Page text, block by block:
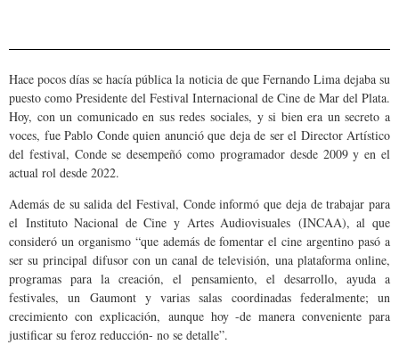
Hace pocos días se hacía pública la noticia de que Fernando Lima dejaba su
puesto como Presidente del Festival Internacional de Cine de Mar del Plata.
Hoy, con un comunicado en sus redes sociales, y si bien era un secreto a
voces, fue Pablo Conde quien anunció que deja de ser el Director Artístico
del festival, Conde se desempeñó como programador desde 2009 y en el
actual rol desde 2022.
Además de su salida del Festival, Conde informó que deja de trabajar para
el Instituto Nacional de Cine y Artes Audiovisuales (INCAA), al que
consideró un organismo “que además de fomentar el cine argentino pasó a
ser su principal difusor con un canal de televisión, una plataforma online,
programas para la creación, el pensamiento, el desarrollo, ayuda a
festivales, un Gaumont y varias salas coordinadas federalmente; un
crecimiento con explicación, aunque hoy -de manera conveniente para
justificar su feroz reducción- no se detalle”.